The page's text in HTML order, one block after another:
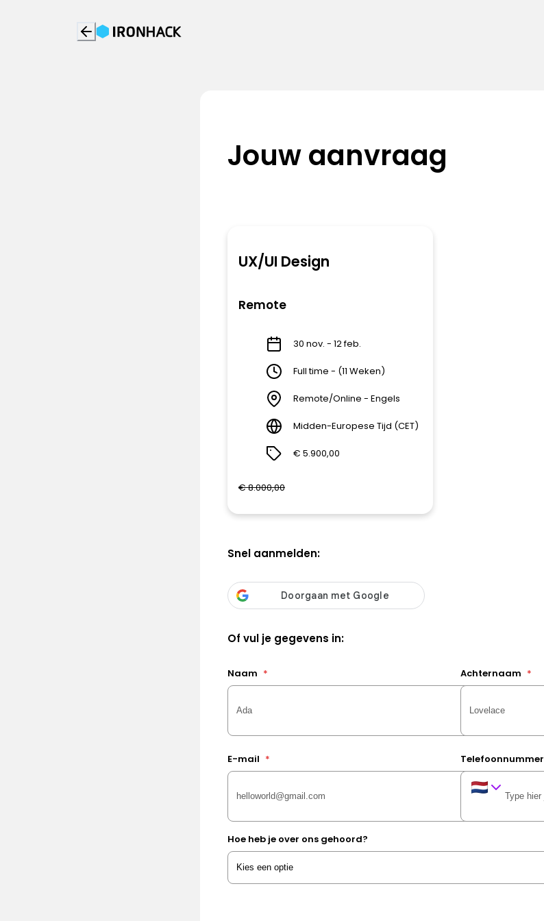
Jouw aanvraag
UX/UI Design
Remote
30 nov. - 12 feb.
Full time - (11 Weken)
Remote/Online - Engels
Midden-Europese Tijd (CET)
€ 5.900,00
€ 8.000,00
Snel aanmelden:
Of vul je gegevens in:
Naam * Achternaam *
E-mail * Telefoonnummer
Hoe heb je over ons gehoord?